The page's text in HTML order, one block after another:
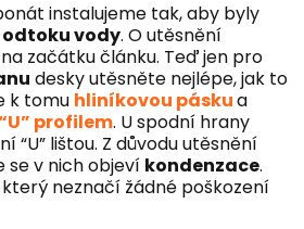
instalujeme tak, aby byly
vody. O utěsnění
začátku článku. Teď jen pro
desky utěsněte nejlépe, jak to
k tomu hliníkovou páskua
profilem. U spodní hrany
“U” lištou. Z důvodu utěsnění
se v nich objeví kondenzace.
který neznačí žádné poškození